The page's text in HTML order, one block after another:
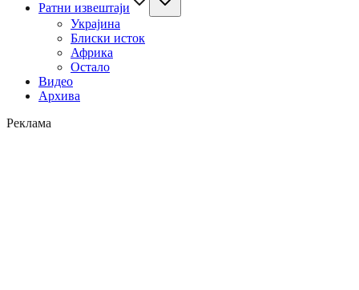
Ратни извештаји
Украјина
Блиски исток
Африка
Остало
Видео
Архива
Реклама